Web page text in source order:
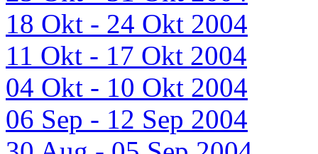
18 Okt - 24 Okt 2004
11 Okt - 17 Okt 2004
04 Okt - 10 Okt 2004
06 Sep - 12 Sep 2004